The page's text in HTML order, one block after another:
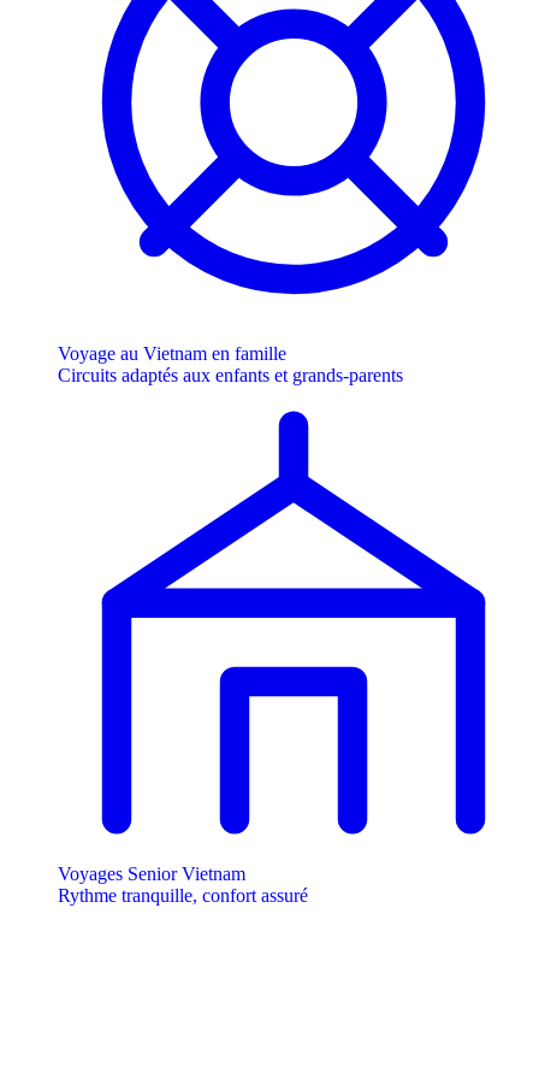
Voyage au Vietnam en famille
Circuits adaptés aux enfants et grands-parents
Voyages Senior Vietnam
Rythme tranquille, confort assuré